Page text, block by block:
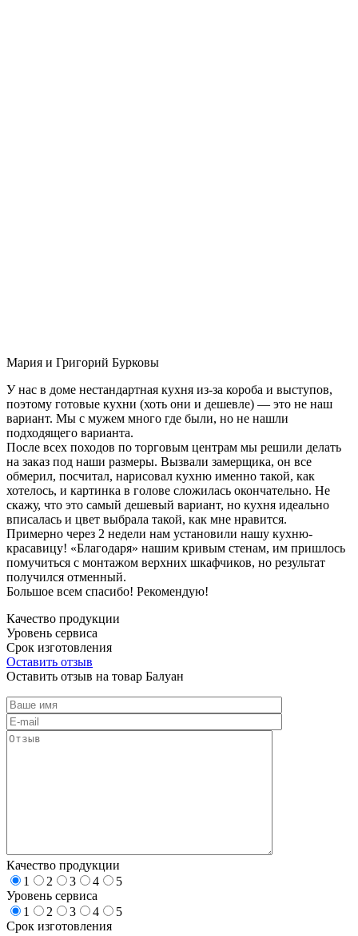
Мария и Григорий Бурковы
У нас в доме нестандартная кухня из-за короба и выступов,
поэтому готовые кухни (хоть они и дешевле) — это не наш
вариант. Мы с мужем много где были, но не нашли
подходящего варианта.
После всех походов по торговым центрам мы решили делать
на заказ под наши размеры. Вызвали замерщика, он все
обмерил, посчитал, нарисовал кухню именно такой, как
хотелось, и картинка в голове сложилась окончательно. Не
скажу, что это самый дешевый вариант, но кухня идеально
вписалась и цвет выбрала такой, как мне нравится.
Примерно через 2 недели нам установили нашу кухню-
красавицу! «Благодаря» нашим кривым стенам, им пришлось
помучиться с монтажом верхних шкафчиков, но результат
получился отменный.
Большое всем спасибо! Рекомендую!
Качество продукции
Уровень сервиса
Срок изготовления
Оставить отзыв
Оставить отзыв на товар Балуан
Качество продукции
1
2 3 4
5
Уровень сервиса
1
2 3 4
5
Срок изготовления